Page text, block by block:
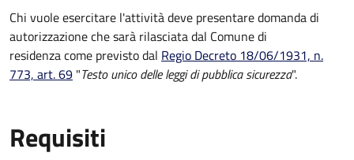
Chi vuole esercitare l'attività deve presentare domanda di
autorizzazione che sarà rilasciata dal Comune di
residenza come previsto dal Regio Decreto 18/06/1931, n.
773, art. 69 "Testo unico delle leggi di pubblica sicurezza".
Requisiti